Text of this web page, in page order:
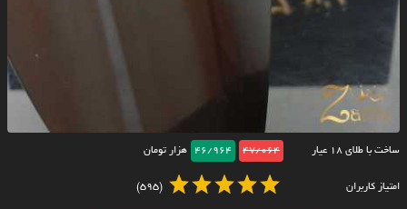
ساخت با طلای ۱۸ عیار 47/064
46/964 هزار تومان
امتیاز کاربران (595)